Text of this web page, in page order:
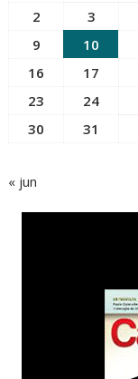
2
3
9
10
16
17
23
24
30
31
« jun